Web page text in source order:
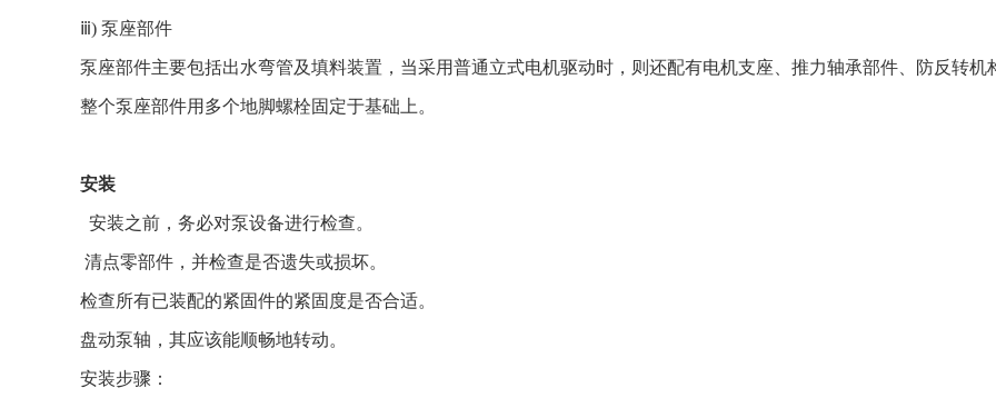
ⅲ) 泵座部件
泵座部件主要包括出水弯管及填料装置，当采用普通立式电机驱动时，则还配有电机支座、推力轴承部件、防反转机
整个泵座部件用多个地脚螺栓固定于基础上。
安装
安装之前，务必对泵设备进行检查。
清点零部件，并检查是否遗失或损坏。
检查所有已装配的紧固件的紧固度是否合适。
盘动泵轴，其应该能顺畅地转动。
安装步骤：